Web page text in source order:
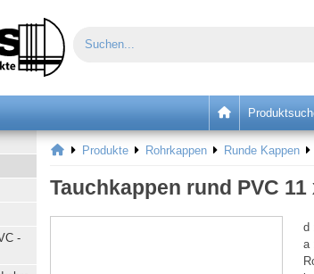
-
Produkte Rohrkappen Runde Kappen
Tauchkappen rund PVC
d
a